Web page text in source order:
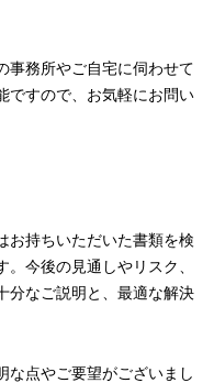
事務所やご自宅に伺わせて
ですので、お気軽にお問い
お持ちいただいた書類を検
今後の見通しやリスク、
分なご説明と、最適な解決
な点やご要望がございまし